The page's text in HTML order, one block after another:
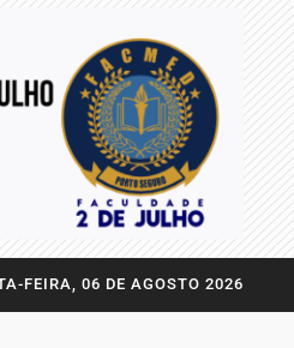
FEIRA, 06 DE AGOSTO 2026